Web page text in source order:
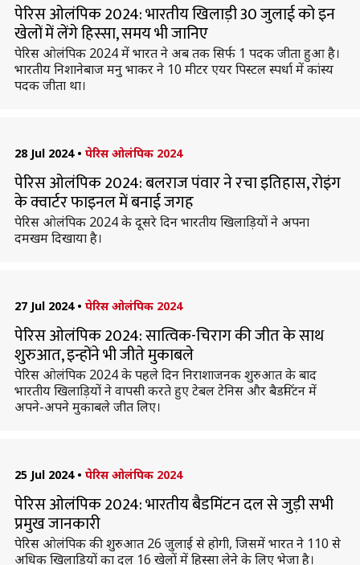
पेरिस ओलंपिक 2024: भारतीय खिलाड़ी 30 जुलाई को इन
खेलों में लेंगे हिस्सा, समय भी जानिए
पेरिस ओलंपिक 2024 में भारत ने अब तक सिर्फ 1 पदक जीता हुआ है।
भारतीय निशानेबाज मनु भाकर ने 10 मीटर एयर पिस्टल स्पर्धा में कांस्य
पदक जीता था।
28 Jul 2024 • पेरिस ओलंपिक 2024
पेरिस ओलंपिक 2024: बलराज पंवार ने रचा इतिहास, रोइंग
के क्वार्टर फाइनल में बनाई जगह
पेरिस ओलंपिक 2024 के दूसरे दिन भारतीय खिलाड़ियों ने अपना
दमखम दिखाया है।
27 Jul 2024 • पेरिस ओलंपिक 2024
पेरिस ओलंपिक 2024: सात्विक-चिराग की जीत के साथ
शुरुआत, इन्होंने भी जीते मुकाबले
पेरिस ओलंपिक 2024 के पहले दिन निराशाजनक शुरुआत के बाद
भारतीय खिलाड़ियों ने वापसी करते हुए टेबल टेनिस और बैडमिंटन में
अपने-अपने मुकाबले जीत लिए।
25 Jul 2024 • पेरिस ओलंपिक 2024
पेरिस ओलंपिक 2024: भारतीय बैडमिंटन दल से जुड़ी सभी
प्रमुख जानकारी
पेरिस ओलंपिक की शुरुआत 26 जुलाई से होगी, जिसमें भारत ने 110 से
अधिक खिलाड़ियों का दल 16 खेलों में हिस्सा लेने के लिए भेजा है।